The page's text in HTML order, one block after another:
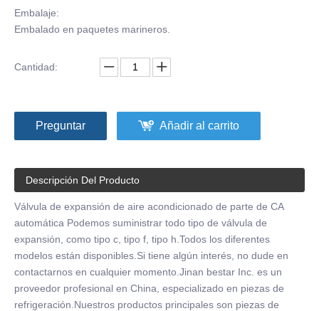
Embalaje:
Embalado en paquetes marineros.
Cantidad:
Preguntar Añadir al carrito
Descripción Del Producto
Válvula de expansión de aire acondicionado de parte de CA
automática Podemos suministrar todo tipo de válvula de
expansión, como tipo c, tipo f, tipo h.Todos los diferentes
modelos están disponibles.Si tiene algún interés, no dude en
contactarnos en cualquier momento.Jinan bestar Inc. es un
proveedor profesional en China, especializado en piezas de
refrigeración.Nuestros productos principales son piezas de